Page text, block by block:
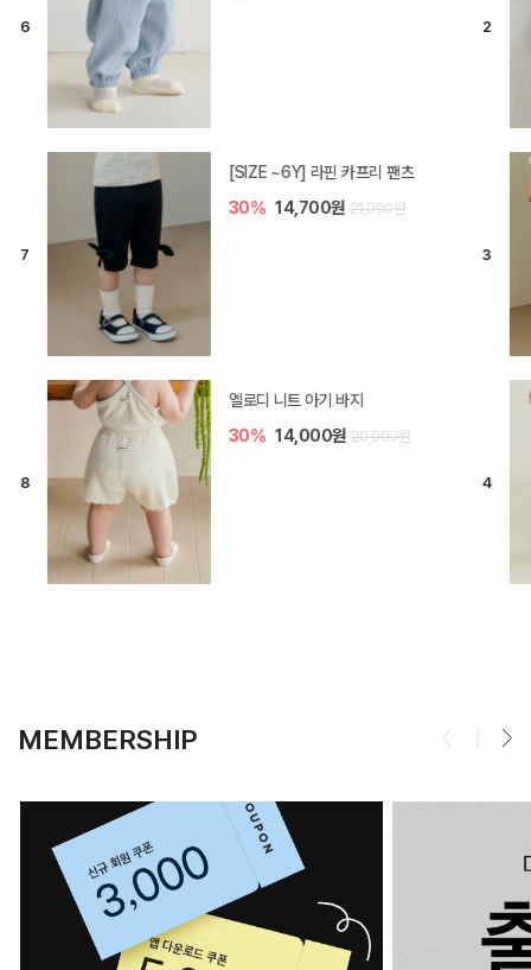
[SIZE ~6Y] 오뎃 라운지웨어
30% 16,100원 23,000원
[SIZE ~6Y] 블룸 플리츠 쓰리피스
셋업
MEMBERSHIP